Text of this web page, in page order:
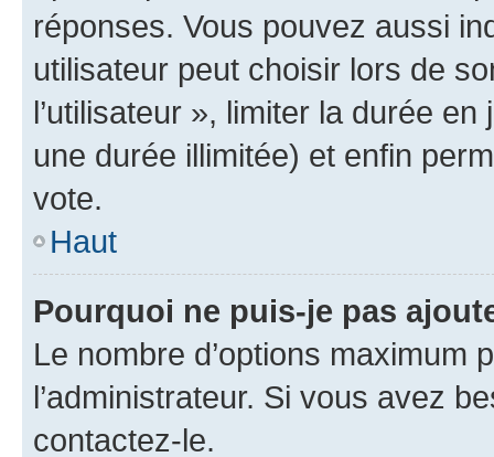
réponses. Vous pouvez aussi
utilisateur peut choisir lors de
l’utilisateur », limiter la durée
une durée illimitée) et enfin
vote.
Haut
Pourquoi ne puis-je pas
Le nombre d’options maximum
l’administrateur. Si vous avez
contactez-le.